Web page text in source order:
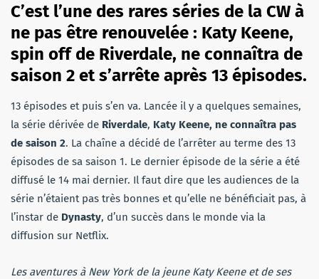
C’est l’une des rares séries de la CW à
ne pas être renouvelée : Katy Keene,
spin off de Riverdale, ne connaîtra de
saison 2 et s’arrête après 13 épisodes.
13 épisodes et puis s’en va. Lancée il y a quelques semaines,
la série dérivée de Riverdale, Katy Keene, ne connaîtra pas
de saison 2. La chaîne a décidé de l’arrêter au terme des 13
épisodes de sa saison 1. Le dernier épisode de la série a été
diffusé le 14 mai dernier. Il faut dire que les audiences de la
série n’étaient pas très bonnes et qu’elle ne bénéficiait pas, à
l’instar de Dynasty, d’un succès dans le monde via la
diffusion sur Netflix.
Les aventures à New York de la jeune Katy Keene et de ses